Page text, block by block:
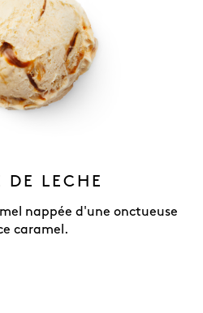
DE LECHE
nappée d'une onctueuse
caramel.